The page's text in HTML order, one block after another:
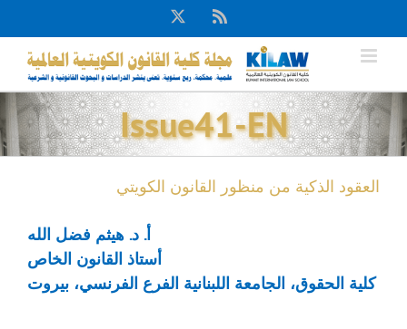
to
content
Rss
X
Issue41-EN
العقود الذكية من منظور القانون الكويتي
أ. د. هيثم فضل الله
أستاذ القانون الخاص
كلية الحقوق، الجامعة اللبنانية الفرع الفرنسي، بيروت